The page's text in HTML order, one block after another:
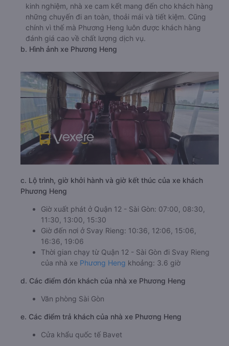
kinh nghiệm, nhà xe cam kết mang đến cho khách hàng
những chuyến đi an toàn, thoải mái và tiết kiệm. Cũng
chính vì thế mà Phương Heng luôn được khách hàng
đánh giá cao về chất lượng dịch vụ.
b. Hình ảnh xe Phương Heng
c. Lộ trình, giờ khởi hành và giờ kết thúc của xe khách
Phương Heng
Giờ xuất phát ở Quận 12 - Sài Gòn: 07:00, 08:30,
11:30, 13:00, 15:30
Giờ đến nơi ở Svay Rieng: 10:36, 12:06, 15:06,
16:36, 19:06
Thời gian chạy từ Quận 12 - Sài Gòn đi Svay Rieng
của nhà xe Phương Heng khoảng: 3.6 giờ
d. Các điểm đón khách của nhà xe Phương Heng
Văn phòng Sài Gòn
e. Các điểm trả khách của nhà xe Phương Heng
Cửa khẩu quốc tế Bavet